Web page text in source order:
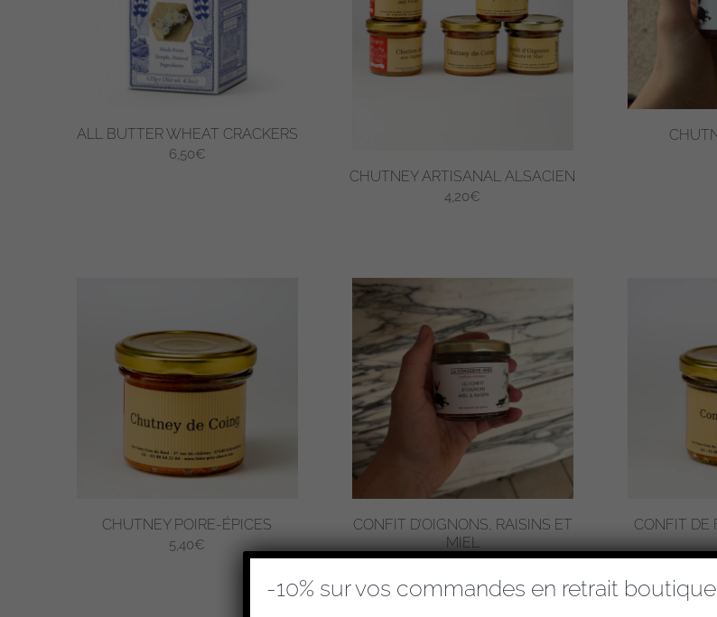
ALL BUTTER WHEAT CRACKERS
6,50€
CHUTNEY ARTISANAL ALSACIEN
4,20€
CHUTNEY POIRE-ÉPICES
5,40€
CONFIT D’OIGNONS, RAISINS ET
MIEL
5,40€
CONFIT DE
-10% sur vos commandes en retrait